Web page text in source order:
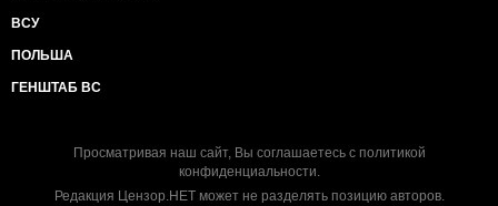
ВСУ
ПОЛЬША
ГЕНШТАБ ВС
Просматривая наш сайт, Вы соглашаетесь с политикой
конфиденциальности.
Редакция Цензор.НЕТ может не разделять позицию авторов.